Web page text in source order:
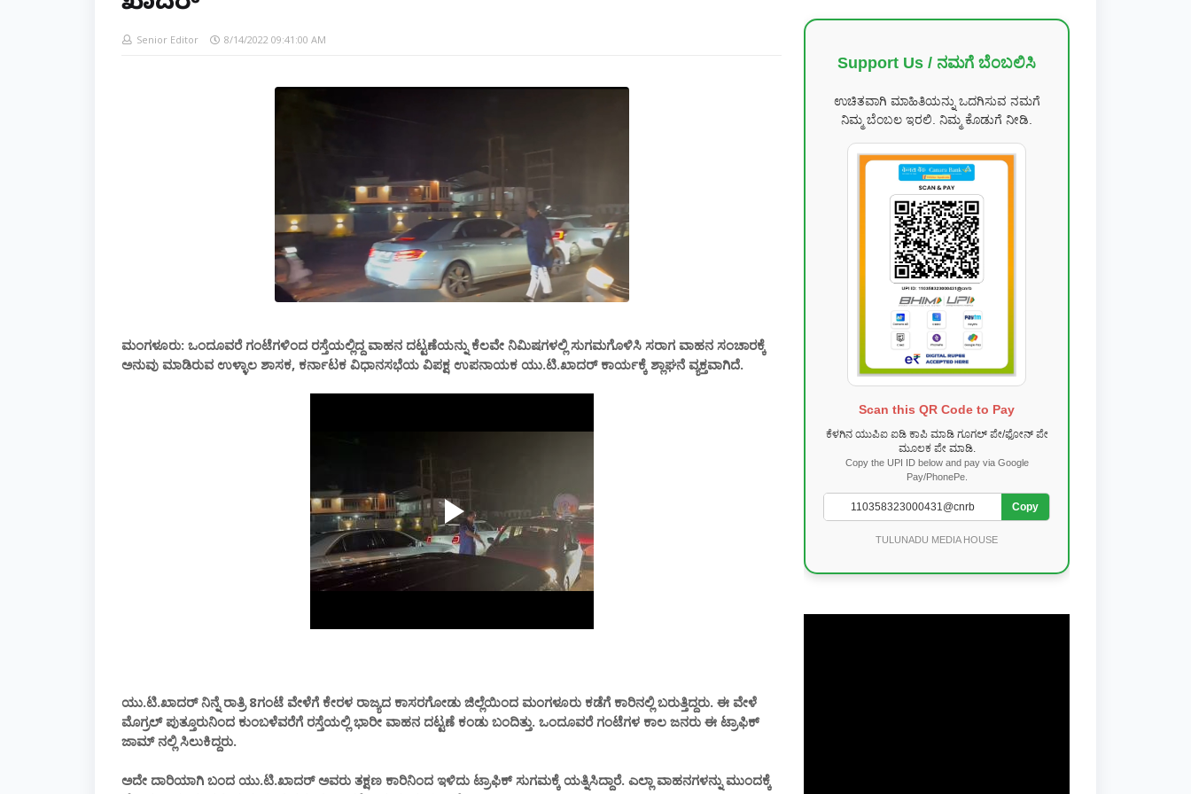
Senior Editor 8/14/2022 09:41:00 AM
ಮಂಗಳೂರು: ಒಂದೂವರೆ ಗಂಟೆಗಳಿಂದ ರಸ್ತೆಯಲ್ಲಿದ್ದ ವಾಹನ ದಟ್ಟಣೆಯನ್ನು ಕೆಲವೇ ನಿಮಿಷಗಳಲ್ಲಿ ಸುಗಮಗೊಳಿಸಿ ಸರಾಗ ವಾಹನ ಸಂಚಾರಕ್ಕೆ
ಅನುವು ಮಾಡಿರುವ ಉಳ್ಳಾಲ ಶಾಸಕ, ಕರ್ನಾಟಕ ವಿಧಾನಸಭೆಯ ವಿಪಕ್ಷ ಉಪನಾಯಕ ಯು.ಟಿ.ಖಾದರ್ ಕಾರ್ಯಕ್ಕೆ ಶ್ಲಾಘನೆ ವ್ಯಕ್ತವಾಗಿದೆ.
ಯು.ಟಿ.ಖಾದರ್ ನಿನ್ನೆ ರಾತ್ರಿ 8ಗಂಟೆ ವೇಳೆಗೆ ಕೇರಳ ರಾಜ್ಯದ ಕಾಸರಗೋಡು ಜಿಲ್ಲೆಯಿಂದ ಮಂಗಳೂರು ಕಡೆಗೆ ಕಾರಿನಲ್ಲಿ ಬರುತ್ತಿದ್ದರು. ಈ ವೇಳೆ
ಮೊಗ್ರಲ್ ಪುತ್ತೂರುನಿಂದ ಕುಂಬಳೆವರೆಗೆ ರಸ್ತೆಯಲ್ಲಿ ಭಾರೀ ವಾಹನ ದಟ್ಟಣೆ ಕಂಡು ಬಂದಿತ್ತು. ಒಂದೂವರೆ ಗಂಟೆಗಳ ಕಾಲ ಜನರು ಈ ಟ್ರಾಫಿಕ್
ಜಾಮ್ ನಲ್ಲಿ ಸಿಲುಕಿದ್ದರು.
ಅದೇ ದಾರಿಯಾಗಿ ಬಂದ ಯು.ಟಿ.ಖಾದರ್ ಅವರು ತಕ್ಷಣ ಕಾರಿನಿಂದ ಇಳಿದು ಟ್ರಾಫಿಕ್ ಸುಗಮಕ್ಕೆ ಯತ್ನಿಸಿದ್ದಾರೆ. ಎಲ್ಲಾ ವಾಹನಗಳನ್ನು ಮುಂದಕ್ಕೆ
Support Us / ನಮಗೆ ಬೆಂಬಲಿಸಿ
ಉಚಿತವಾಗಿ ಮಾಹಿತಿಯನ್ನು ಒದಗಿಸುವ ನಮಗೆ
ನಿಮ್ಮ ಬೆಂಬಲ ಇರಲಿ. ನಿಮ್ಮ ಕೊಡುಗೆ ನೀಡಿ.
Scan this QR Code to Pay
ಕೆಳಗಿನ ಯುಪಿಐ ಐಡಿ ಕಾಪಿ ಮಾಡಿ ಗೂಗಲ್ ಪೇ/ಫೋನ್ ಪೇ
ಮೂಲಕ ಪೇ ಮಾಡಿ.
Copy the UPI ID below and pay via Google
Pay/PhonePe.
Copy
TULUNADU MEDIA HOUSE